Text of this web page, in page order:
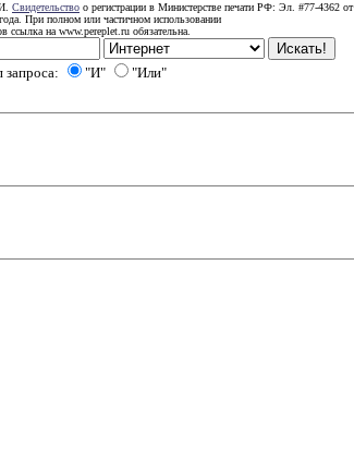
Свидетельство о регистрации в Министерстве печати РФ: Эл. #77-4362 от
При полном или частичном использовании
ссылка на www.pereplet.ru обязательна.
запроса: "И" "Или"